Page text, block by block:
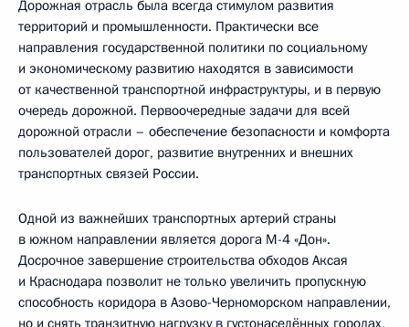
Дорожная отрасль была всегда стимулом развития
территорий и промышленности. Практически все
направления государственной политики по социальному
и экономическому развитию находятся в зависимости
от качественной транспортной инфраструктуры, и в первую
очередь дорожной. Первоочередные задачи для всей
дорожной отрасли – обеспечение безопасности и комфорта
пользователей дорог, развитие внутренних и внешних
транспортных связей России.
Одной из важнейших транспортных артерий страны
в южном направлении является дорога М-4 «Дон».
Досрочное завершение строительства обходов Аксая
и Краснодара позволит не только увеличить пропускную
способность коридора в Азово-Черноморском направлении,
но и снять транзитную нагрузку в густонаселённых городах,